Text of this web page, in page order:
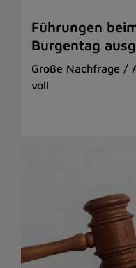
Führungen
Burgentag
Große Nachfrage /
voll